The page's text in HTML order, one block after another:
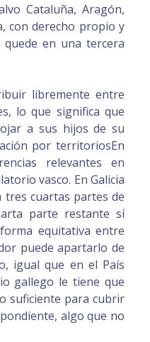
Cataluña, Aragón,
con derecho propio y
en una tercera
libremente entre
lo que significa que
a sus hijos de su
por territoriosEn
relevantes en
vasco. En Galicia
tres cuartas partes de
parte restante sí
equitativa entre
puede apartarlo de
igual que en el País
gallego le tiene que
suficiente para cubrir
algo que no